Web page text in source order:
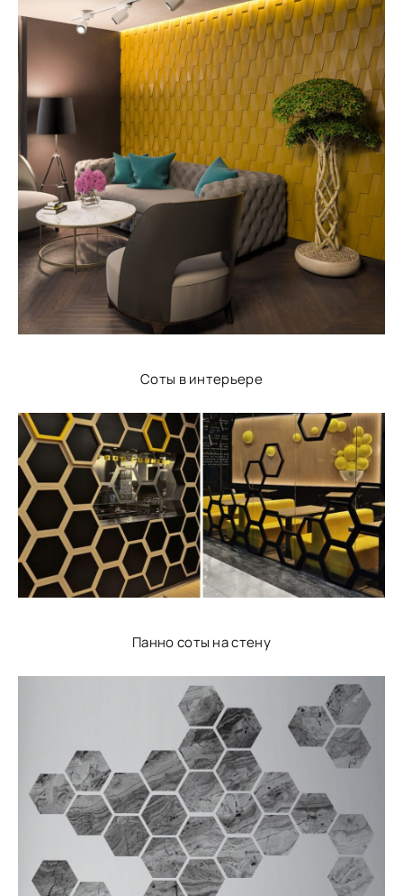
Соты в интерьере
Панно соты на стену